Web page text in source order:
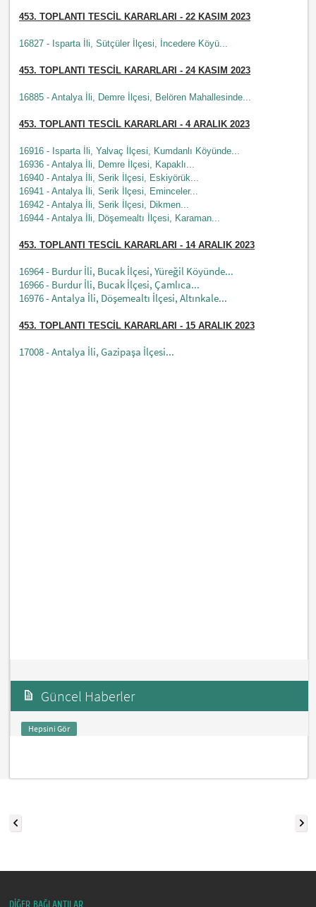
453. TOPLANTI TESCİL KARARLARI - 22 KASIM 2023
16827 - Isparta İli, Sütçüler İlçesi, İncedere Köyü...
453. TOPLANTI TESCİL KARARLARI - 24 KASIM 2023
16885 - Antalya İli, Demre İlçesi, Belören Mahallesinde...
453. TOPLANTI TESCİL KARARLARI - 4 ARALIK 2023
16916 - Isparta İli, Yalvaç İlçesi, Kumdanlı Köyünde...
16936 - Antalya İli, Demre İlçesi, Kapaklı...
16940 - Antalya İli, Serik İlçesi, Eskiyörük...
16941 - Antalya İli, Serik İlçesi, Eminceler...
16942 - Antalya İli, Serik İlçesi, Dikmen...
16944 - Antalya İli, Döşemealtı İlçesi, Karaman...
453. TOPLANTI TESCİL KARARLARI - 14 ARALIK 2023
16964 - Burdur İli, Bucak İlçesi, Yüreğil Köyünde...
16966 - Burdur İli, Bucak İlçesi, Çamlıca...
16976 - Antalya İli, Döşemealtı İlçesi, Altınkale...
453. TOPLANTI TESCİL KARARLARI - 15 ARALIK 2023
17008 - Antalya İli, Gazipaşa İlçesi...
Güncel Haberler
Hepsini Gör
DİĞER BAĞLANTILAR